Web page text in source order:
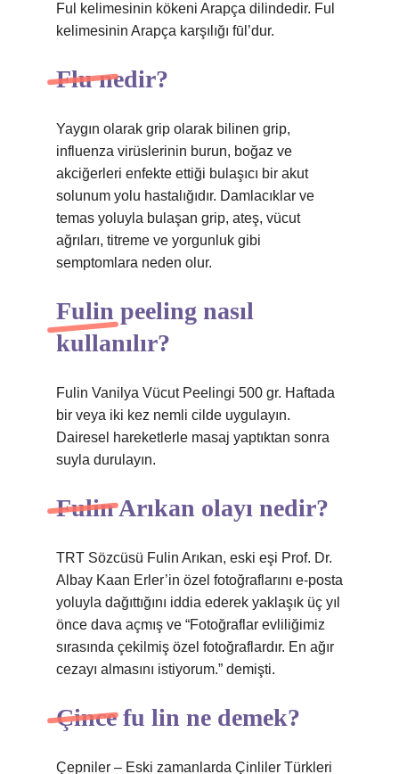
Ful kelimesinin kökeni Arapça dilindedir. Ful
kelimesinin Arapça karşılığı fūl’dur.
Flu nedir?
Yaygın olarak grip olarak bilinen grip,
influenza virüslerinin burun, boğaz ve
akciğerleri enfekte ettiği bulaşıcı bir akut
solunum yolu hastalığıdır. Damlacıklar ve
temas yoluyla bulaşan grip, ateş, vücut
ağrıları, titreme ve yorgunluk gibi
semptomlara neden olur.
Fulin peeling nasıl
kullanılır?
Fulin Vanilya Vücut Peelingi 500 gr. Haftada
bir veya iki kez nemli cilde uygulayın.
Dairesel hareketlerle masaj yaptıktan sonra
suyla durulayın.
Fulin Arıkan olayı nedir?
TRT Sözcüsü Fulin Arıkan, eski eşi Prof. Dr.
Albay Kaan Erler’in özel fotoğraflarını e-posta
yoluyla dağıttığını iddia ederek yaklaşık üç yıl
önce dava açmış ve “Fotoğraflar evliliğimiz
sırasında çekilmiş özel fotoğraflardır. En ağır
cezayı almasını istiyorum.” demişti.
Çince fu lin ne demek?
Çepniler – Eski zamanlarda Çinliler Türkleri